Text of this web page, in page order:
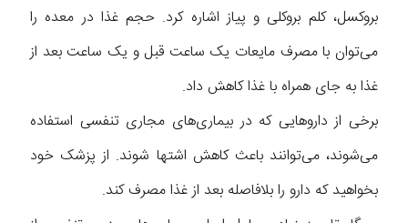
بروکسل، کلم بروکلی و پیاز اشاره کرد. حجم غذا در معده را
می‌توان با مصرف مایعات یک ساعت قبل و یک ساعت بعد از
غذا به جای همراه با غذا کاهش داد.
برخی از دارو‌هایی که در بیماری‌های مجاری تنفسی استفاده
می‌شوند، می‌توانند باعث کاهش اشتها شوند. از پزشک خود
بخواهید که دارو را بلافاصله بعد از غذا مصرف کند.